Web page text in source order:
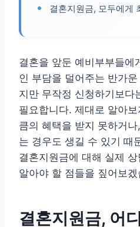
결혼지원금, 모두에게
결혼을 앞둔 예비부부들에
인 부담을 덜어주는 반가
지만 무작정 신청하기보다
필요합니다. 제대로 알아
큼의 혜택을 받지 못하거
는 경우도 생길 수 있기 때
결혼지원금에 대해 실제
알아야 할 점들을 짚어보겠
결혼지원금, 어